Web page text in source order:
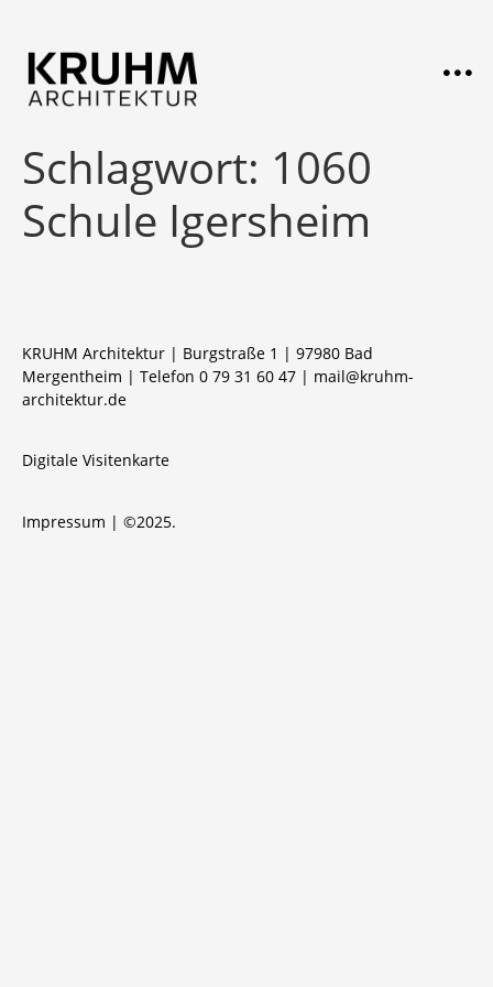
Schlagwort: 1060
Schule Igersheim
KRUHM Architektur | Burgstraße 1 | 97980 Bad
Mergentheim | Telefon 0 79 31 60 47 | mail@kruhm-
architektur.de
Impressum | ©2025.
Digitale Visitenkarte